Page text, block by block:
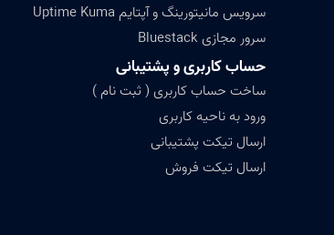
سرویس مانیتورینگ و آپتایم Uptime Kuma
سرور مجازی Bluestack
حساب کاربری و پشتیبانی
ساخت حساب کاربری ( ثبت نام )
ورود به ناحیه کاربری
ارسال تیکت پشتیبانی
ارسال تیکت فروش